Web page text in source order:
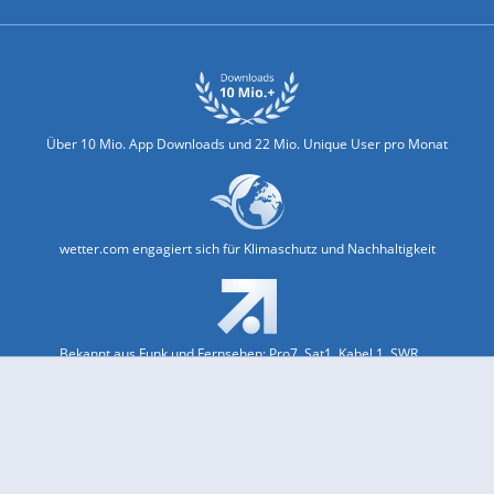
Über 10 Mio. App Downloads und 22 Mio. Unique User pro Monat
wetter.com engagiert sich für Klimaschutz und Nachhaltigkeit
Bekannt aus Funk und Fernsehen: Pro7, Sat1, Kabel 1, SWR, ...